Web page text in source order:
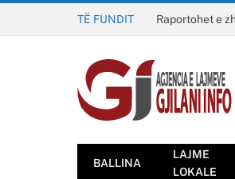
TË FUNDIT Raportohet e
BALLINA
LAJME
LOKALE